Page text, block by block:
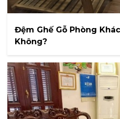
Đệm Ghế Gỗ Phòng
Không?